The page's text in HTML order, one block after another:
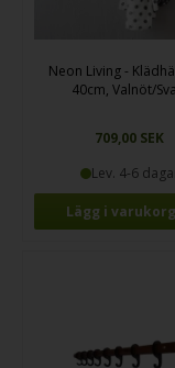
Neon Living -
40cm, Valnöt/
709,00 SEK
Lev. 4-6